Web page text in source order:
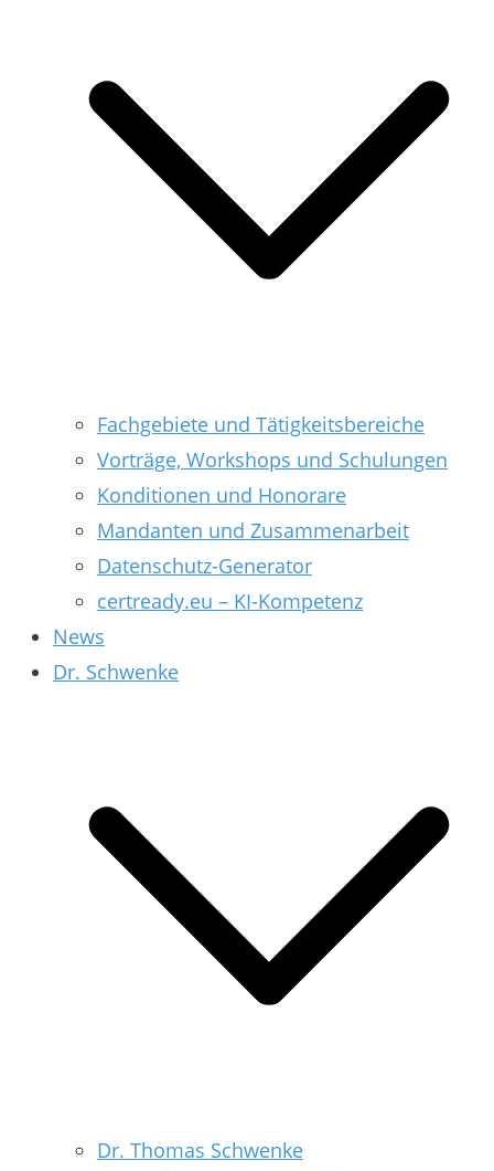
Fachgebiete und Tätigkeitsbereiche
Vorträge, Workshops und Schulungen
Konditionen und Honorare
Mandanten und Zusammenarbeit
Datenschutz-Generator
certready.eu – KI-Kompetenz
News
Dr. Schwenke
Dr. Thomas Schwenke